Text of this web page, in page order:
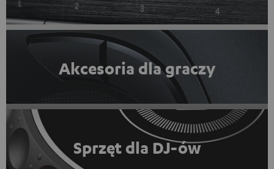
Akcesoria dla graczy
Sprzęt dla DJ-ów